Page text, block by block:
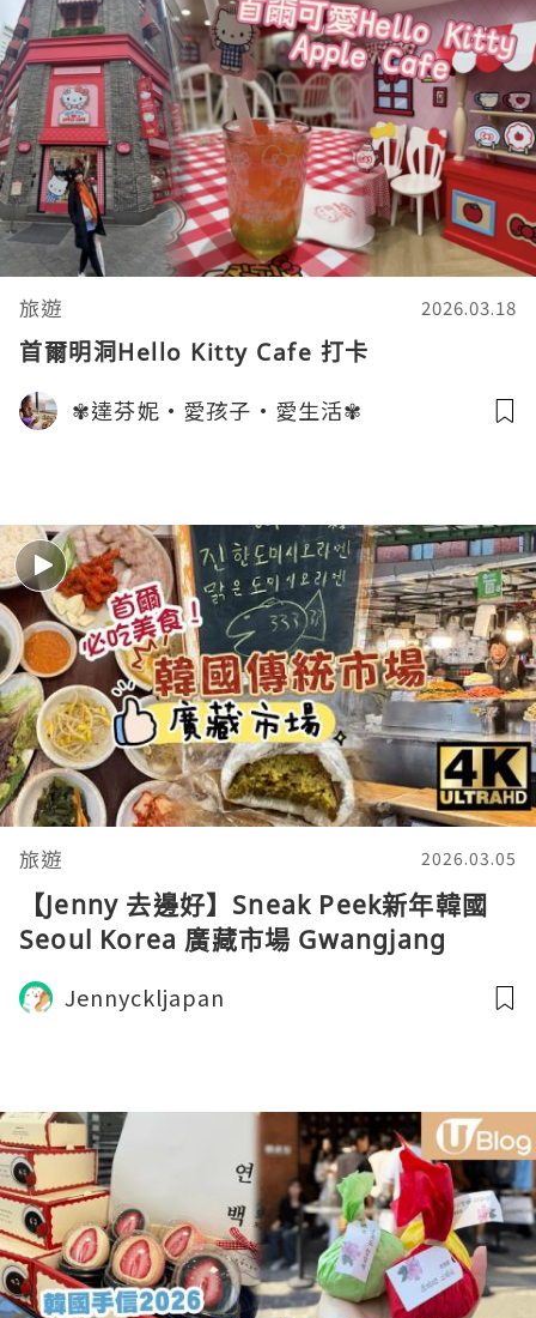
旅遊 2026.03.18
首爾明洞Hello Kitty Cafe 打卡
✾達芬妮•愛孩子•愛生活✾
旅遊 2026.03.05
【Jenny 去邊好】Sneak Peek新年韓國
Seoul Korea 廣藏市場 Gwangjang
Market 首爾廚房 街頭美食天堂 韓國旅遊
Vlog Myeong-dong 明洞 ASMR
Jennyckljapan